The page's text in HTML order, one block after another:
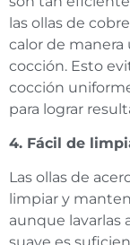
las ollas de
calor de
cocción. Esto
cocción
para lograr
4. Fácil de
Las ollas de
limpiar y
aunque lavarlas